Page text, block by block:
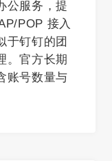
公服务，提
POP 接入
于钉钉的团
。官方长期
账号数量与